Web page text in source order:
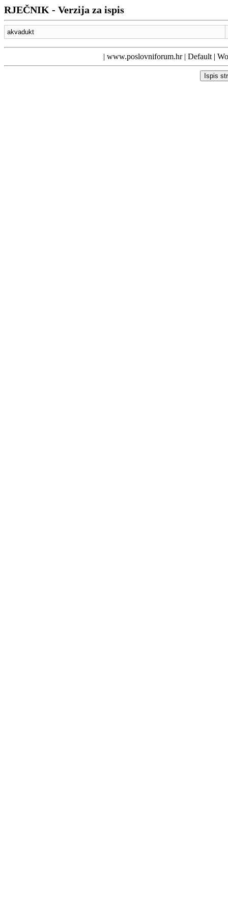
RJEČNIK - Verzija za ispis
akvadukt
| www.poslovniforum.hr| Default |